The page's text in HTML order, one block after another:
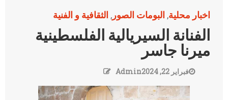
اخبار محلية, البومات الصور , الثقافية و الفنية
الفنانة السيريالية الفلسطينية
ميرنا جاسر
فبراير 22, 2024 Admin